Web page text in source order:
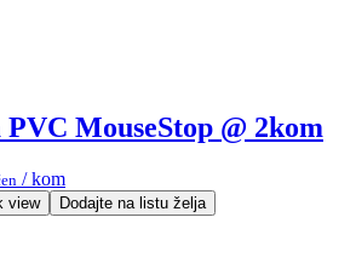
MouseStop @ 2kom
/ kom
view Dodajte na listu želja